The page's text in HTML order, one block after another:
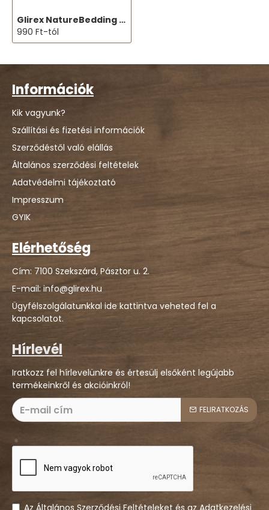
Glirex NatureBedding - Faforgács
990 Ft-tól
Információk
Kik vagyunk?
Szállítási és fizetési információk
Szerződéstől való elállás
Általános szerződési feltételek
Adatvédelmi tájékoztató
Impresszum
GYIK
Elérhetőség
Cím: 7100 Szekszárd, Pásztor u. 2.
E-mail: info@glirex.hu
Ügyfélszolgálatunkkal ide kattintva veheted fel a
kapcsolatot.
Hírlevél
Iratkozz fel hírlevelünkre és értesülj elsőként legújabb
termékeinkről és akcióinkról!
FELIRATKOZÁS
Az Általános Szerződési Feltételeket és az Adatkezelési